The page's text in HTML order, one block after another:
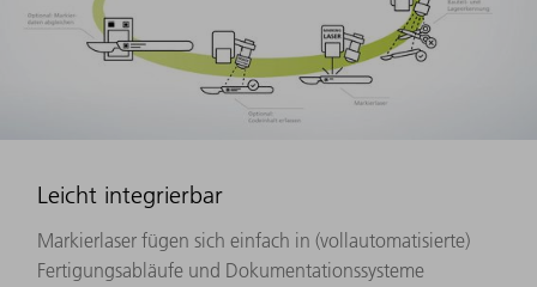
Leicht integrierbar
Markierlaser fügen sich einfach in (vollautomatisierte)
Fertigungsabläufe und Dokumentationssysteme